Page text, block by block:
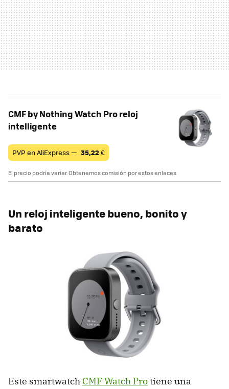
CMF by Nothing Watch Pro reloj
intelligente
PVP en AliExpress — 35,22 €
El precio podría variar. Obtenemos comisión por estos enlaces
Un reloj inteligente bueno, bonito y
barato
Este smartwatch CMF Watch Protiene una